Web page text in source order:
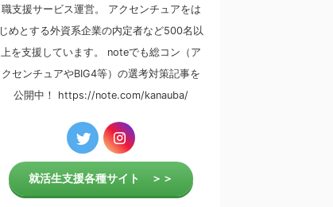
職支援サービス運営。 アクセンチュアをは
じめとする外資系企業の内定者など500名以
上を支援しています。 noteでも総コン（ア
クセンチュアやBIG4等）の選考対策記事を
公開中！ https://note.com/kanauba/
就活生支援各種サイト ＞＞